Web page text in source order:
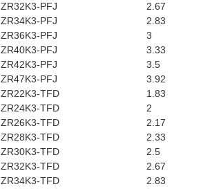
ZR32K3-PFJ
2.67
ZR34K3-PFJ
2.83
ZR36K3-PFJ
3
ZR40K3-PFJ
3.33
ZR42K3-PFJ
3.5
ZR47K3-PFJ
3.92
ZR22K3-TFD
1.83
ZR24K3-TFD
2
ZR26K3-TFD
2.17
ZR28K3-TFD
2.33
ZR30K3-TFD
2.5
ZR32K3-TFD
2.67
ZR34K3-TFD
2.83